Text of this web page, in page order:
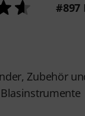
#897
Zubehör